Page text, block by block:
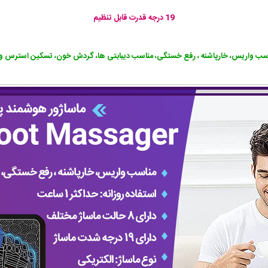
19 درجه قدرت قابل تنظیم
واریس، خارپاشنه ، رفع خستگی، مناسب دیبابتی ها، گردش خون، تسکین